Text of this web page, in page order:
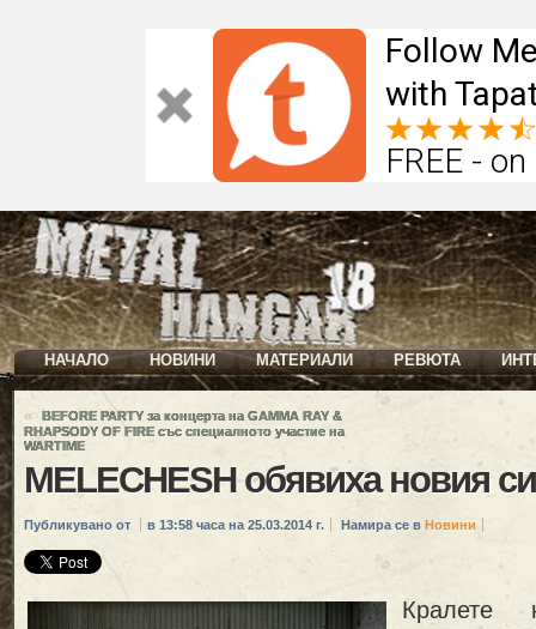
Follow
with
FREE -
НАЧАЛО НОВИНИ МАТЕРИАЛИ РЕВЮТА
«
BEFORE PARTY за концерта на GAMMA RAY &
RHAPSODY OF FIRE със специалното участие на
WARTIME
MELECHESH обявиха новия
Публикувано от в 13:58 часа на 25.03.2014 г. Намира се в Новини
Кралете